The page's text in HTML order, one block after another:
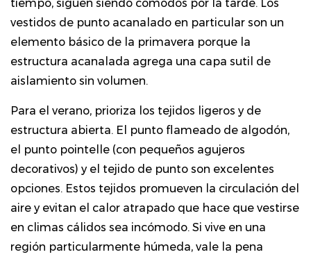
tiempo, siguen siendo cómodos por la tarde. Los
vestidos de punto acanalado en particular son un
elemento básico de la primavera porque la
estructura acanalada agrega una capa sutil de
aislamiento sin volumen.
Para el verano, prioriza los tejidos ligeros y de
estructura abierta. El punto flameado de algodón,
el punto pointelle (con pequeños agujeros
decorativos) y el tejido de punto son excelentes
opciones. Estos tejidos promueven la circulación del
aire y evitan el calor atrapado que hace que vestirse
en climas cálidos sea incómodo. Si vive en una
región particularmente húmeda, vale la pena